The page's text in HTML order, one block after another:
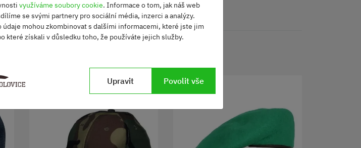
využíváme soubory cookie. Informace o tom, jak náš web
se svými partnery pro sociální média, inzerci a analýzy.
údaje mohou zkombinovat s dalšími informacemi, které jste jim
které získali v důsledku toho, že používáte jejich služby.
Upravit Povolit vše